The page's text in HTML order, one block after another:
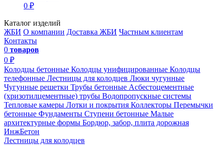
0 ₽
Каталог изделий
ЖБИ О компании Доставка ЖБИ Частным клиентам
Контакты
0 товаров
0 ₽
Колодцы бетонные Колодцы унифицированные Колодцы
телефонные Лестницы для колодцев Люки чугунные
Чугунные решетки Трубы бетонные Асбестоцементные
(хризотилцементные) трубы Водопропускные системы
Тепловые камеры Лотки и покрытия Коллекторы Перемычки
бетонные Фундаменты Ступени бетонные Малые
архитектурные формы Бордюр, забор, плита дорожная
ИнжБетон
Лестницы для колодцев